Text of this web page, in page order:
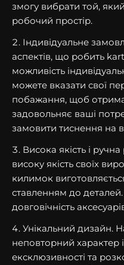
змогу вибрати той,
робочий простір.
Індивідуальне
аспектів, що робить
можливість
можете вказати свої
побажання, щоб
задовольняє ваші
замовити тиснення на
Висока якість і
високу якість своїх
килимок
ставленням до деталей.
довговічність
Унікальний дизайн.
неповторний характер
ексклюзивності та